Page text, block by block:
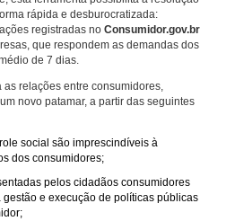
rápida e desburocratizada:
registradas no Consumidor.gov.br
que respondem as demandas dos
de 7 dias.
as relações entre consumidores,
novo patamar, a partir das seguintes
social são imprescindíveis à
dos consumidores;
pelos cidadãos consumidores
e execução de políticas públicas